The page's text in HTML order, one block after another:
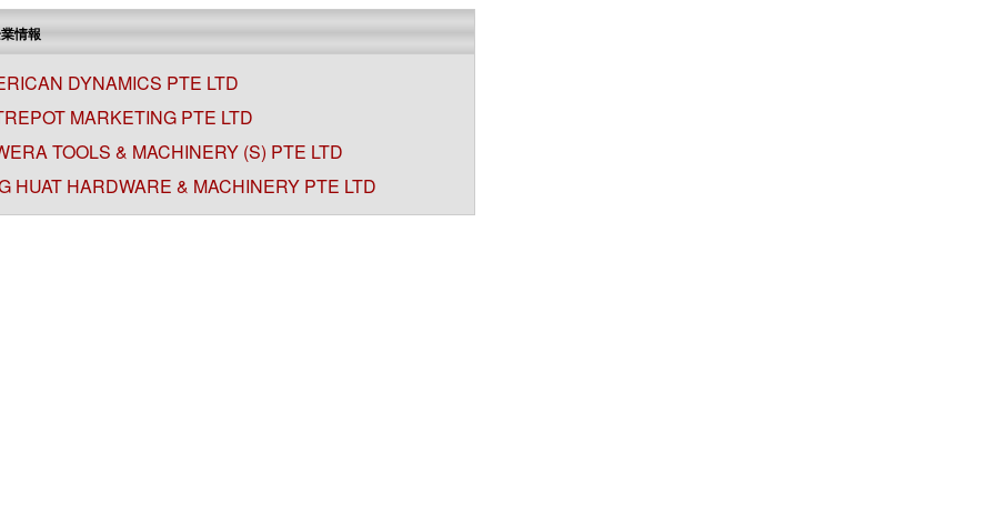
情報
DYNAMICS PTE LTD
MARKETING PTE LTD
TOOLS & MACHINERY (S) PTE LTD
HUAT HARDWARE & MACHINERY PTE LTD